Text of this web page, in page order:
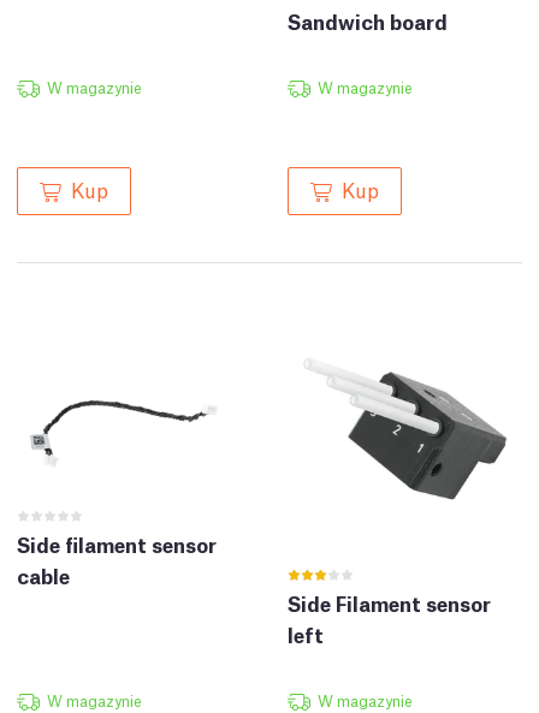
W magazynie
Kup
Sandwich board
W magazynie
Kup
Side filament sensor
cable
W magazynie
Side Filament sensor
left
W magazynie